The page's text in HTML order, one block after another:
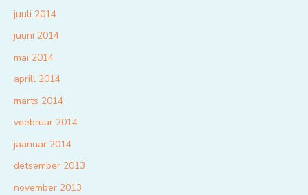
juuli 2014
juuni 2014
mai 2014
aprill 2014
märts 2014
veebruar 2014
jaanuar 2014
detsember 2013
november 2013